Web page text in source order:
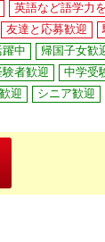
英語など語学力
友達と応募歓迎
中
帰国子女歓
験者歓迎
中学受
迎
シニア歓迎